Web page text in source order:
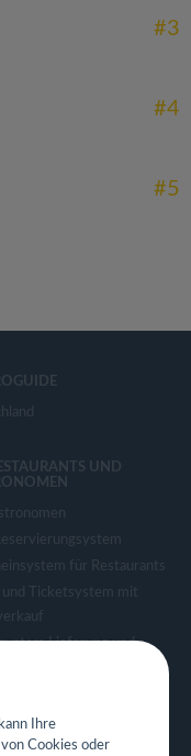
#3
#4
#5
UND
für Restaurants
und Ticketsystem mit
Lieferung und
App für Restaurant
Ihre
Cookies oder